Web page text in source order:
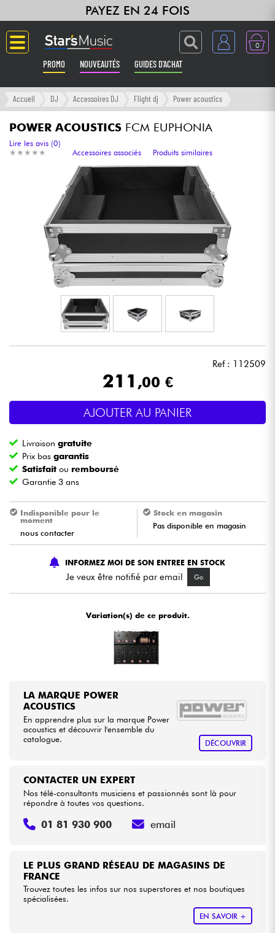
PAYEZ EN 24 FOIS
0
PROMO NOUVEAUTÉS GUIDES D'ACHAT
Langue
Guitares & Basses
Amplis & Effets
Claviers & Pianos
Synthés & Sampleurs
Home Studio
Casques
Micros & HF
Batteries & Percu
Vents
Violons & Quatuor
Eveil Musical
Câbles & Access.
Accueil DJ Accessoires DJ Flight dj Power acoustics
POWER ACOUSTICS FCM EUPHONIA
★ ★ ★ ★ ★
★ ★ ★ ★ ★
Lire les avis (0)
Accessoires associés
Produits similaires
Ref : 112509
211 ,00 €
AJOUTER AU PANIER
Livraisongratuite
Prix basgarantis
Satisfait ou remboursé
Garantie 3 ans
Indisponible pour le
moment
nous contacter
Stock en magasin
Pas disponible en magasin
INFORMEZ MOI DE SON ENTREE EN STOCK
Je veux être notifié par email Go
Variation(s) de ce produit.
LA MARQUE POWER
ACOUSTICS
En apprendre plus sur la marque Power
acoustics et découvrir l'ensemble du
catalogue.
DÉCOUVRIR
LE PLUS GRAND RÉSEAU DE MAGASINS DE
FRANCE
Trouvez toutes les infos sur nos superstores et nos boutiques
spécialisées.
EN SAVOIR +
CONTACTER UN EXPERT
Nos télé-consultants musiciens et passionnés sont là pour
répondre à toutes vos questions.
01 81 930 900 email